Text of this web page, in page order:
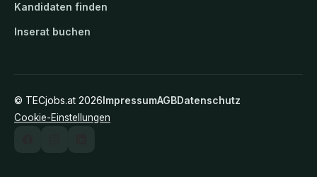
Kandidaten finden
Inserat buchen
© TECjobs.at 2026ImpressumAGBDatenschutz
Cookie-Einstellungen